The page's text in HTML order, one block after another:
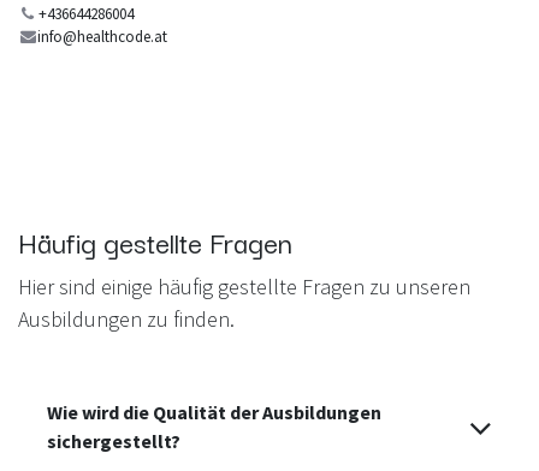
+436644286004
info@healthcode.at
Häufig gestellte Fragen
Hier sind einige häufig gestellte Fragen zu unseren
Ausbildungen zu finden.
Wie wird die Qualität der Ausbildungen
sichergestellt?